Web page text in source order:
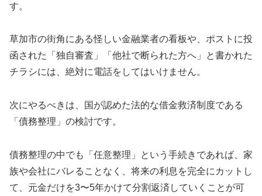
す。
草加市の街角にある怪しい金融業者の看板や、ポストに投
函された「独自審査」「他社で断られた方へ」と書かれた
チラシには、絶対に電話をしてはいけません。
次にやるべきは、国が認めた法的な借金救済制度である
「債務整理」の検討です。
債務整理の中でも「任意整理」という手続きであれば、家
族や会社にバレることなく、将来の利息を完全にカットし
て、元金だけを3〜5年かけて分割返済していくことが可